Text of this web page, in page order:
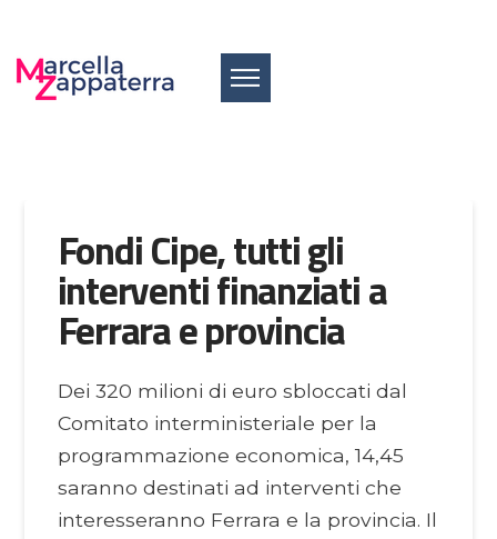
Fondi Cipe, tutti gli
interventi finanziati a
Ferrara e provincia
Dei 320 milioni di euro sbloccati dal
Comitato interministeriale per la
programmazione economica, 14,45
saranno destinati ad interventi che
interesseranno Ferrara e la provincia. Il